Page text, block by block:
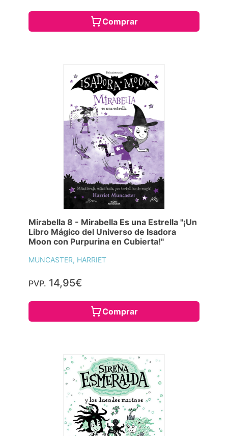
Comprar
Mirabella 8 - Mirabella Es una Estrella "¡Un
Libro Mágico del Universo de Isadora
Moon con Purpurina en Cubierta!"
MUNCASTER, HARRIET
PVP. 14,95€
Comprar